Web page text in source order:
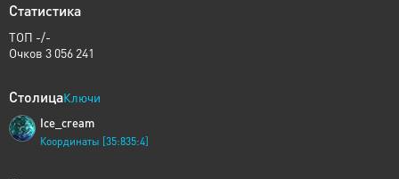
Статистика
ТОП -/-
Очков 3 056 241
СтолицаКлючи
Ice_cream
Координаты [35:835:4]